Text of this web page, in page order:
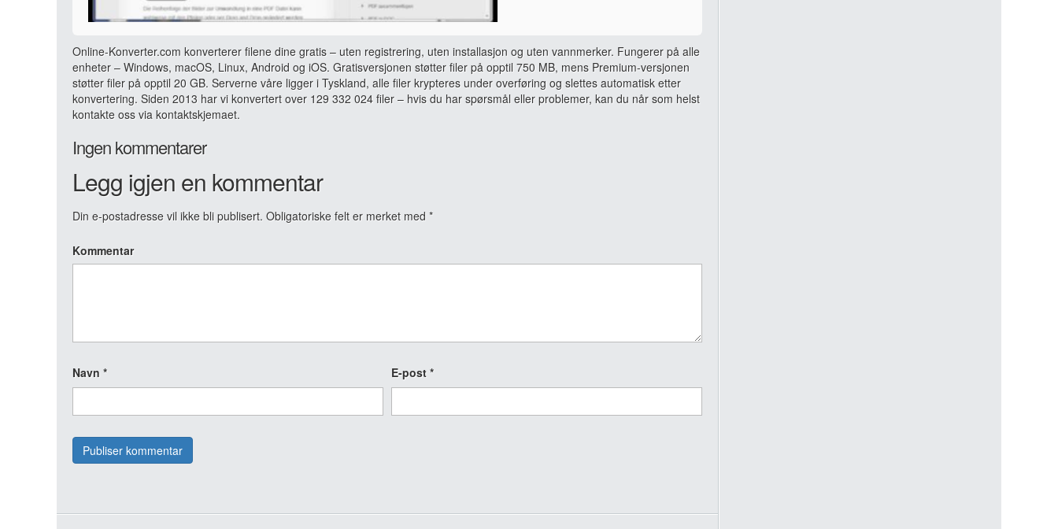
Online-Konverter.com konverterer filene dine gratis – uten registrering, uten installasjon og uten vannmerker. Fungerer på alle
enheter – Windows, macOS, Linux, Android og iOS. Gratisversjonen støtter filer på opptil 750 MB, mens Premium-versjonen
støtter filer på opptil 20 GB. Serverne våre ligger i Tyskland, alle filer krypteres under overføring og slettes automatisk etter
konvertering. Siden 2013 har vi konvertert over 129 332 024 filer – hvis du har spørsmål eller problemer, kan du når som helst
kontakte oss via kontaktskjemaet.
Ingen kommentarer
Legg igjen en kommentar
Din e-postadresse vil ikke bli publisert. Obligatoriske felt er merket med *
Kommentar
Navn * E-post *